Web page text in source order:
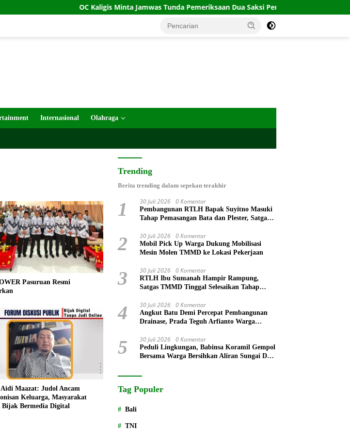
OC Kaligis Minta Jamwas Tunda Pemeriksaan Dua Saksi Perkara Lodewyk Pusung
Internasional Olahraga
Pasuruan Resmi
Maazat: Judol Ancam
Keluarga, Masyarakat
Bermedia Digital
Trending
Berita trending dalam sepekan terakhir
1 30 Juli 2026 0 Komentar
Pembangunan RTLH Bapak Suyitno Masuki
Tahap Pemasangan Bata dan Plester, Satgas
2 30 Juli 2026 0 Komentar
Mobil Pick Up Warga Dukung Mobilisasi
Mesin Molen TMMD ke Lokasi Pekerjaan
3 30 Juli 2026 0 Komentar
RTLH Ibu Sumanah Hampir Rampung,
Satgas TMMD Tinggal Selesaikan Tahap
4 30 Juli 2026 0 Komentar
Angkut Batu Demi Percepat Pembangunan
Drainase, Prada Teguh Arfianto Warga
5 30 Juli 2026 0 Komentar
Peduli Lingkungan, Babinsa Koramil Gempol
Bersama Warga Bersihkan Aliran Sungai Desa
Tag Populer
Bali
TNI